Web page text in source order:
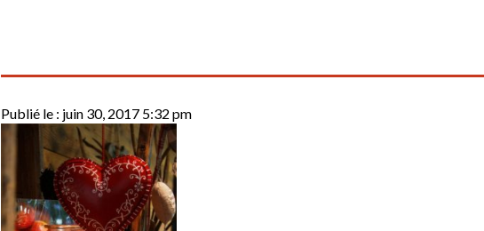
Publié le : juin 30, 2017 5:32 pm